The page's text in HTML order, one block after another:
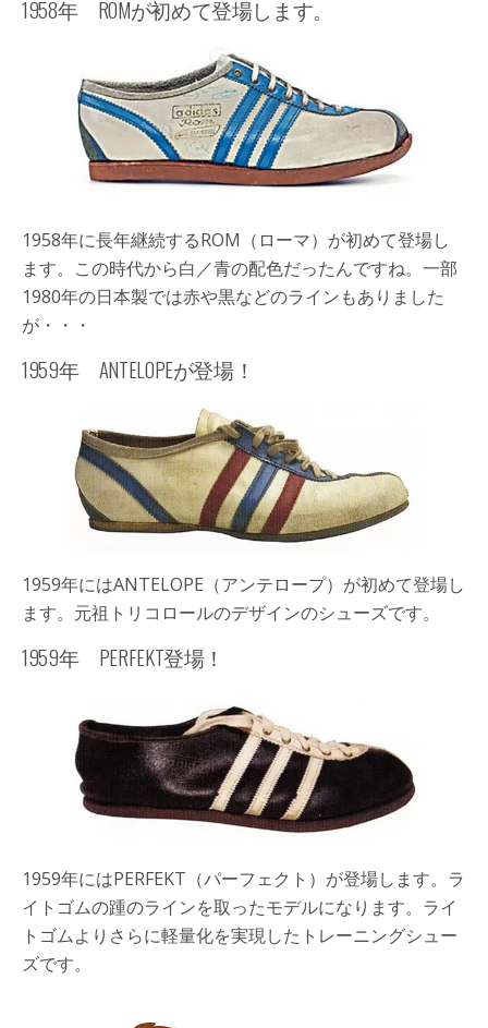
1958年 ROMが初めて登場します。
1958年に長年継続するROM （ローマ）が初めて登場し
ます。この時代から白／青の配色だったんですね。一部
1980年の日本製では赤や黒などのラインもありました
が・・・
1959年 ANTELOPEが登場！
1959年にはANTELOPE （アンテロープ）が初めて登場し
ます。元祖トリコロールのデザインのシューズです。
1959年 PERFEKT登場！
1959年にはPERFEKT （パーフェクト）が登場します。ラ
イトゴムの踵のラインを取ったモデルになります。ライ
トゴムよりさらに軽量化を実現したトレーニングシュー
ズです。